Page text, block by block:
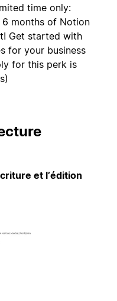
time only:
months of Notion
Get started with
for your business
for this perk is
et l’édition